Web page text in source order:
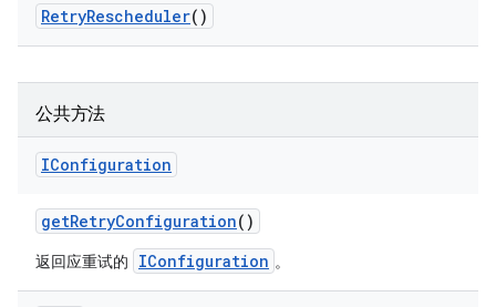
RetryRescheduler()
公共方法
IConfiguration
getRetryConfiguration()
返回应重试的 IConfiguration 。